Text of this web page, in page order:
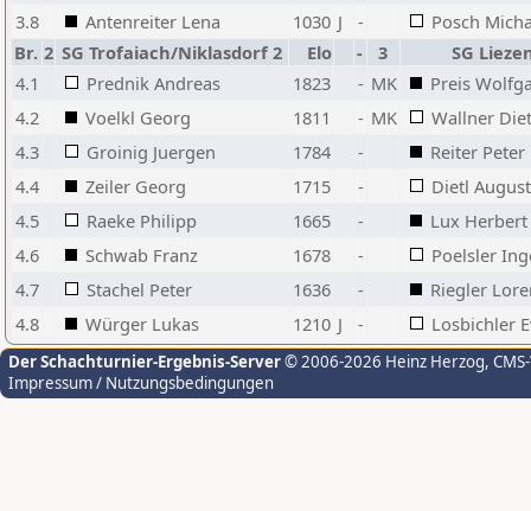
3.8
Antenreiter Lena 1030 J -
Posch
Br. 2 SG Trofaiach/Niklasdorf 2 Elo - 3
SG
4.1
Prednik Andreas 1823 - MK
Preis
4.2
Voelkl Georg 1811 - MK
Wallner
4.3
Groinig Juergen 1784 -
Reiter Peter
4.4
Zeiler Georg 1715 -
Dietl August
4.5
Raeke Philipp 1665 -
Lux Herbert
4.6
Schwab Franz 1678 -
Poelsler
4.7
Stachel Peter 1636 -
Riegler
4.8
Würger Lukas 1210 J - Losbichler
Der Schachturnier-Ergebnis-Server© 2006-2026 Heinz Herzog,
Impressum / Nutzungsbedingungen